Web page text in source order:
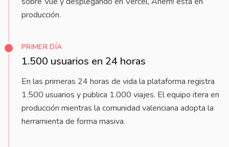
producción.
PRIMER DÍA
1.500 usuarios en 24 horas
En las primeras 24 horas de vida la plataforma registra
1.500 usuarios y publica 1.000 viajes. El equipo itera en
producción mientras la comunidad valenciana adopta la
herramienta de forma masiva.